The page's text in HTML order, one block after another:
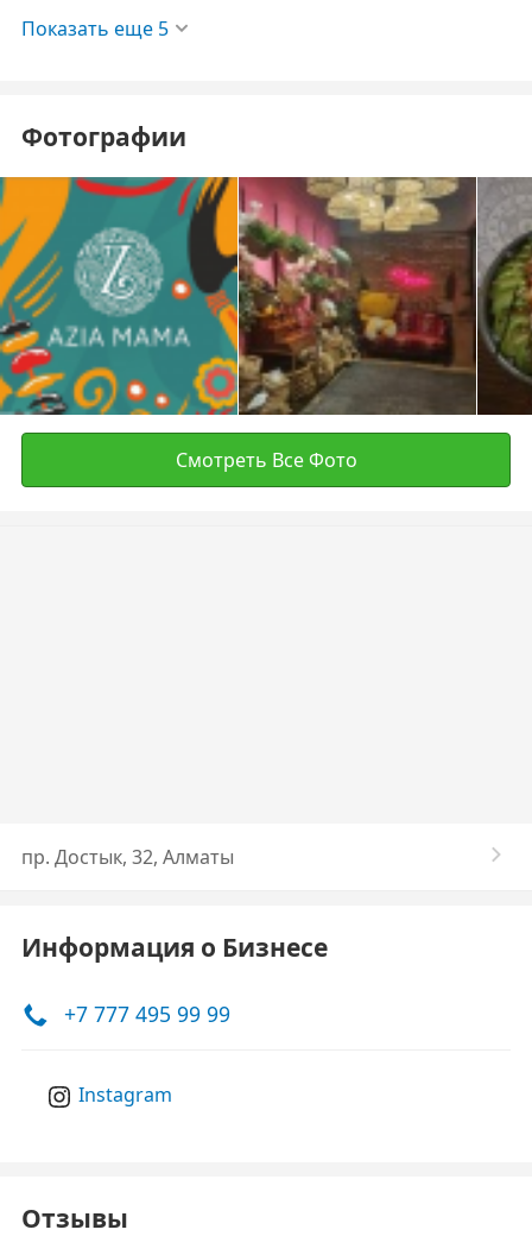
Показать еще 5
Фотографии
Смотреть Все Фото
пр. Достык, 32, Алматы
Информация о Бизнесе
+7 777 495 99 99
Instagram
Отзывы